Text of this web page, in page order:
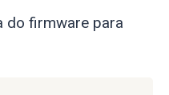
do firmware para